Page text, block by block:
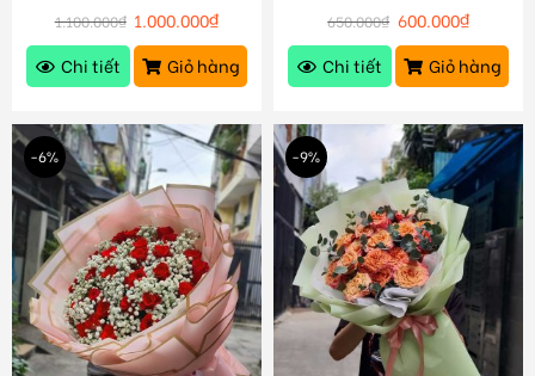
1.100.000₫ 1.000.000₫
Chi tiết
Giỏ hàng
650.000₫ 600.000₫
Chi tiết
Giỏ hàng
-6% -9%